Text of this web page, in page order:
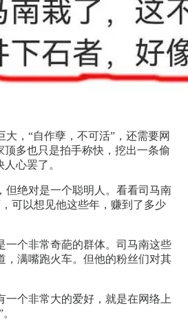
，“自作孽，不可活”，还需要网
顶多也只是拍手称快，挖出一条偷
心罢了。
但绝对是一个聪明人。看看司马南
可以想见他这些年，赚到了多少
一个非常奇葩的群体。司马南这些
，满嘴跑火车。但他的粉丝们对其
一个非常大的爱好，就是在网络上